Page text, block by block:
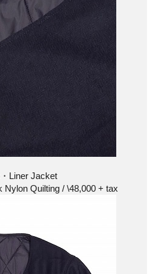
Liner Jacket
Quilting / \48,000 + tax